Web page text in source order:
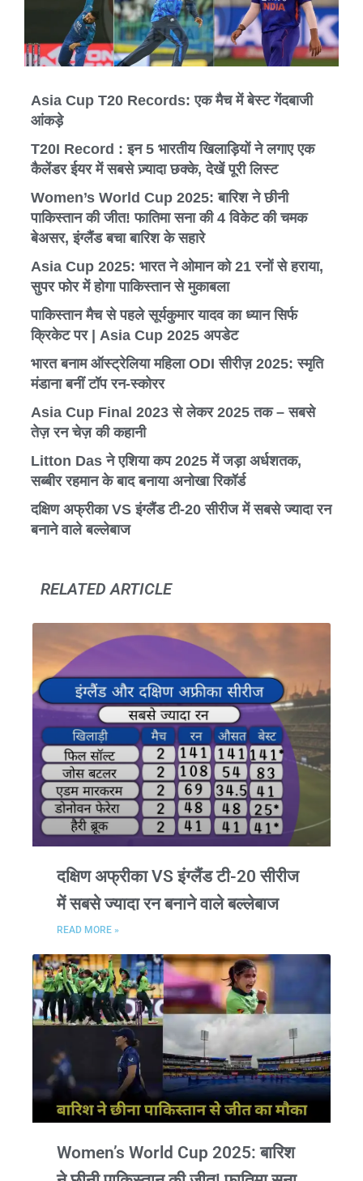
Asia Cup T20 Records: एक मैच में बेस्ट गेंदबाजी
आंकड़े
T20I Record : इन 5 भारतीय खिलाड़ियों ने लगाए एक
कैलेंडर ईयर में सबसे ज़्यादा छक्के, देखें पूरी लिस्ट
Women’s World Cup 2025: बारिश ने छीनी
पाकिस्तान की जीत! फातिमा सना की 4 विकेट की चमक
बेअसर, इंग्लैंड बचा बारिश के सहारे
Asia Cup 2025: भारत ने ओमान को 21 रनों से हराया,
सुपर फोर में होगा पाकिस्तान से मुकाबला
पाकिस्तान मैच से पहले सूर्यकुमार यादव का ध्यान सिर्फ
क्रिकेट पर | Asia Cup 2025 अपडेट
भारत बनाम ऑस्ट्रेलिया महिला ODI सीरीज़ 2025: स्मृति
मंडाना बनीं टॉप रन-स्कोरर
Asia Cup Final 2023 से लेकर 2025 तक – सबसे
तेज़ रन चेज़ की कहानी
Litton Das ने एशिया कप 2025 में जड़ा अर्धशतक,
सब्बीर रहमान के बाद बनाया अनोखा रिकॉर्ड
दक्षिण अफ्रीका VS इंग्लैंड टी-20 सीरीज में सबसे ज्यादा रन
बनाने वाले बल्लेबाज
RELATED ARTICLE
दक्षिण अफ्रीका VS इंग्लैंड टी-20 सीरीज
में सबसे ज्यादा रन बनाने वाले बल्लेबाज
READ MORE »
Women’s World Cup 2025: बारिश